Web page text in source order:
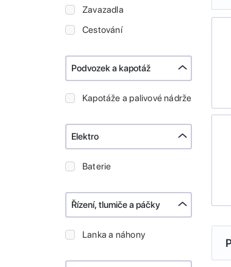
Zavazadla
Cestování
Podvozek a kapotáž
Kapotáže a palivové nádrže
Elektro
Baterie
Řízení, tlumiče a páčky
Lanka a náhony